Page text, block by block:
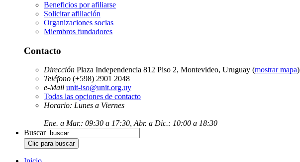
Beneficios por afiliarse
Solicitar afiliación
Organizaciones socias
Miembros fundadores
Contacto
Dirección Plaza Independencia 812 Piso 2, Montevideo, Uruguay (mostrar mapa)
Teléfono (+598) 2901 2048
e-Mail unit-iso@unit.org.uy
Todas las opciones de contacto
Horario: Lunes a Viernes
Ene. a Mar.: 09:30 a 17:30, Abr. a Dic.: 10:00 a 18:30
Buscar